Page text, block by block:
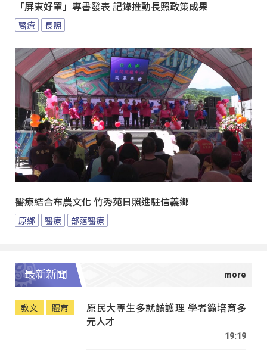
「屏東好罩」專書發表 記錄推動長照政策成果
醫療 長照
醫療結合布農文化 竹秀苑日照進駐信義鄉
原鄉 醫療 部落醫療
最新新聞
教文 體育
原民大專生多就讀護理 學者籲培育多
元人才
19:19